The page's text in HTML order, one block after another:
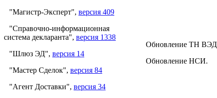
"Магистр-Эксперт", версия 409
"Справочно-информационная
система декларанта", версия 1338
"Шлюз ЭД", версия 14
"Мастер Сделок", версия 84
"Агент Доставки", версия 34
Обновление ТН
Обновление НСИ.